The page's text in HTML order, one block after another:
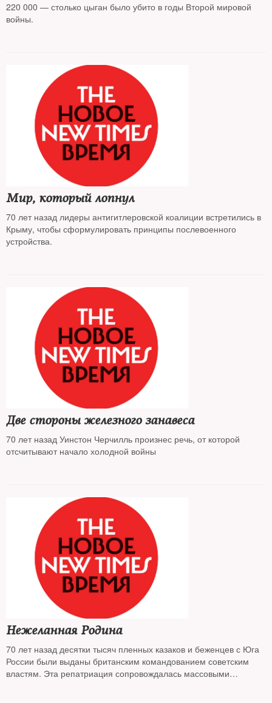
220 000 — столько цыган было убито в годы Второй мировой
войны.
Мир, который лопнул
70 лет назад лидеры антигитлеровской коалиции встретились в
Крыму, чтобы сформулировать принципы послевоенного
устройства.
Две стороны железного занавеса
70 лет назад Уинстон Черчилль произнес речь, от которой
отсчитывают начало холодной войны
Нежеланная Родина
70 лет назад десятки тысяч пленных казаков и беженцев с Юга
России были выданы британским командованием советским
властям. Эта репатриация сопровождалась массовыми